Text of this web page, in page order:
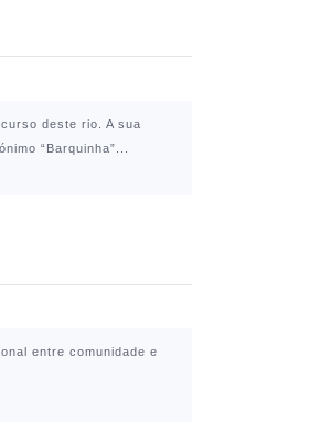
deste rio. A sua
“Barquinha”...
entre comunidade e